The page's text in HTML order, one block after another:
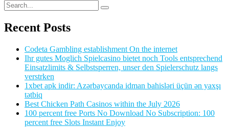
Recent Posts
Codeta Gambling establishment On the internet
Ihr gutes Moglich Spielcasino bietet noch Tools entsprechend
Einsatzlimits & Selbstsperren, unser den Spielerschutz langs
verstrken
1xbet apk indir: Azərbaycanda idman bahisləri üçün ən yaxşı
tətbiq
Best Chicken Path Casinos within the July 2026
100 percent free Ports No Download No Subscription: 100
percent free Slots Instant Enjoy